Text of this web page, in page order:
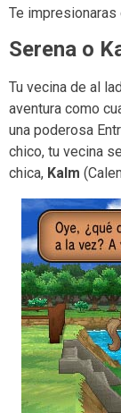
Te
Serena o
Tu vecina de al
aventura como
una poderosa
chico, tu vecina
chica, Kalm